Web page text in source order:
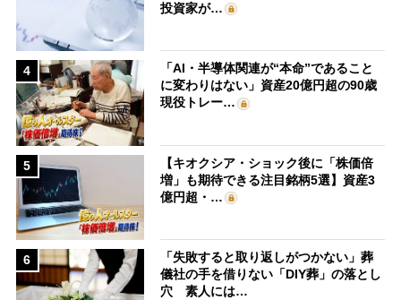
投資家が…
4
「AI・半導体関連が“本命”であること
に変わりはない」資産20億円超の90歳
現役トレー…
5
【キオクシア・ショック後に「株価倍
増」も期待できる注目銘柄5選】資産3
億円超・…
6
「失敗すると取り返しがつかない」葬
儀社の手を借りない「DIY葬」の落とし
穴 素人には…